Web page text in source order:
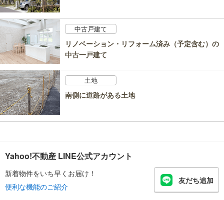
中古戸建て
リノベーション・リフォーム済み（予定含む）の
中古一戸建て
土地
南側に道路がある土地
Yahoo!不動産 LINE公式アカウント
新着物件をいち早くお届け！
便利な機能のご紹介
友だち追加